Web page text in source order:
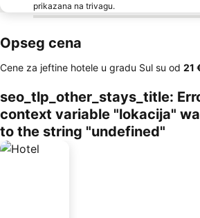
prikazana na trivagu.
Opseg cena
Cene za jeftine hotele u gradu Sul su od ‎21
seo_tlp_other_stays_title:
context variable "lokacija"
to the string "undefined"